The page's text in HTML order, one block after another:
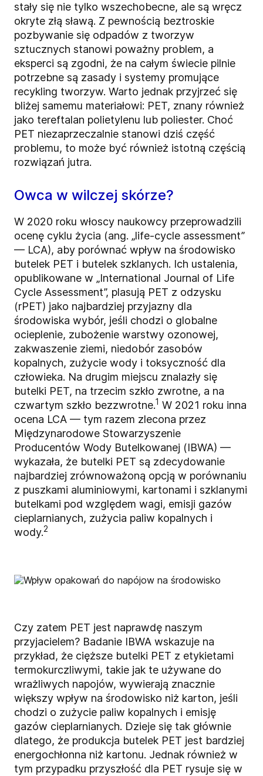
stały się nie tylko wszechobecne, ale są wręcz
okryte złą sławą. Z pewnością beztroskie
pozbywanie się odpadów z tworzyw
sztucznych stanowi poważny problem, a
eksperci są zgodni, że na całym świecie pilnie
potrzebne są zasady i systemy promujące
recykling tworzyw. Warto jednak przyjrzeć się
bliżej samemu materiałowi: PET, znany również
jako tereftalan polietylenu lub poliester. Choć
PET niezaprzeczalnie stanowi dziś część
problemu, to może być również istotną częścią
rozwiązań jutra.
Owca w wilczej skórze?
W 2020 roku włoscy naukowcy przeprowadzili
ocenę cyklu życia (ang. „life-cycle assessment”
— LCA), aby porównać wpływ na środowisko
butelek PET i butelek szklanych. Ich ustalenia,
opublikowane w „International Journal of Life
Cycle Assessment”, plasują PET z odzysku
(rPET) jako najbardziej przyjazny dla
środowiska wybór, jeśli chodzi o globalne
ocieplenie, zubożenie warstwy ozonowej,
zakwaszenie ziemi, niedobór zasobów
kopalnych, zużycie wody i toksyczność dla
człowieka. Na drugim miejscu znalazły się
butelki PET, na trzecim szkło zwrotne, a na
czwartym szkło bezzwrotne.1 W 2021 roku inna
ocena LCA — tym razem zlecona przez
Międzynarodowe Stowarzyszenie
Producentów Wody Butelkowanej (IBWA) —
wykazała, że butelki PET są zdecydowanie
najbardziej zrównoważoną opcją w porównaniu
z puszkami aluminiowymi, kartonami i szklanymi
butelkami pod względem wagi, emisji gazów
cieplarnianych, zużycia paliw kopalnych i
wody.2
Czy zatem PET jest naprawdę naszym
przyjacielem? Badanie IBWA wskazuje na
przykład, że cięższe butelki PET z etykietami
termokurczliwymi, takie jak te używane do
wrażliwych napojów, wywierają znacznie
większy wpływ na środowisko niż karton, jeśli
chodzi o zużycie paliw kopalnych i emisję
gazów cieplarnianych. Dzieje się tak głównie
dlatego, że produkcja butelek PET jest bardziej
energochłonna niż kartonu. Jednak również w
tym przypadku przyszłość dla PET rysuje się w